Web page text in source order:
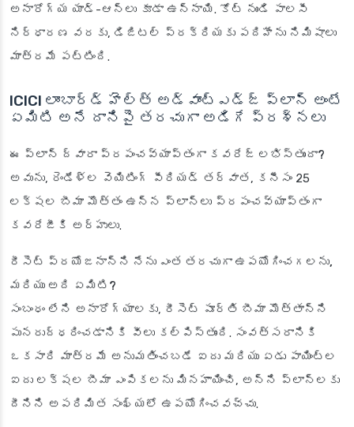
అనారోగ్య యాడ్-ఆన్‌లు కూడా ఉన్నాయి. కోట్ నుండి పాలసీ
నిర్ధారణ వరకు, డిజిటల్ ప్రక్రియకు పదిహేను నిమిషాలు
మాత్రమే పట్టింది.
ICICI లాంబార్డ్ హెల్త్ అడ్వాంట్ఎడ్జ్ ప్లాన్ అంటే
ఏమిటి అనే దానిపై తరచుగా అడిగే ప్రశ్నలు
ఈ ప్లాన్ ద్వారా ప్రపంచవ్యాప్తంగా కవరేజ్ లభిస్తుందా?
అవును, రెండేళ్ల వెయిటింగ్ పీరియడ్ తర్వాత, కనీసం 25
లక్షల బీమా మొత్తం ఉన్న ప్లాన్‌లు ప్రపంచవ్యాప్తంగా
కవరేజీకి అర్హులు.
రీసెట్ ప్రయోజనాన్ని నేను ఎంత తరచుగా ఉపయోగించగలను,
మరియు అది ఏమిటి?
సంబంధం లేని అనారోగ్యాలకు, రీసెట్ పూర్తి బీమా మొత్తాన్ని
పునరుద్ధరించడానికి వీలు కల్పిస్తుంది. సంవత్సరానికి
ఒకసారి మాత్రమే అనుమతించబడే ఐదు మరియు ఏడు పాయింట్ల
ఐదు లక్షల బీమా ఎంపికలను మినహాయించి, అన్ని ప్లాన్‌లకు
దీనిని అపరిమిత సంఖ్యలో ఉపయోగించవచ్చు.